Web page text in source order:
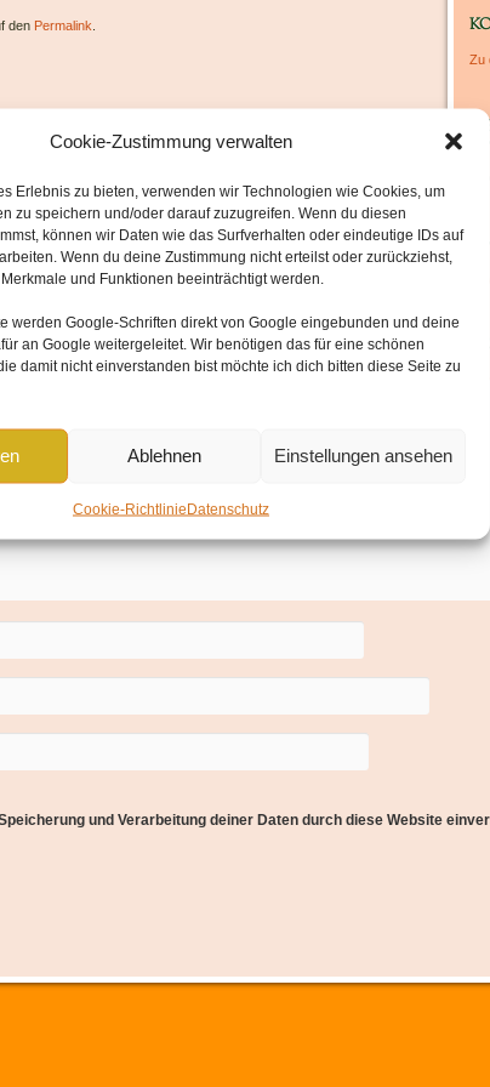
Cookie-Zustimmung verwalten
Erlebnis zu bieten, verwenden wir Technologien wie Cookies, um
zu speichern und/oder darauf zuzugreifen. Wenn du diesen
können wir Daten wie das Surfverhalten oder eindeutige IDs auf
Wenn du deine Zustimmung nicht erteilst oder zurückziehst,
und Funktionen beeinträchtigt werden.
werden Google-Schriften direkt von Google eingebunden und deine
an Google weitergeleitet. Wir benötigen das für eine schönen
damit nicht einverstanden bist möchte ich dich bitten diese Seite zu
Ablehnen Einstellungen ansehen
Cookie-RichtlinieDatenschutz
den Permalink
sind mit*markiert
und Verarbeitung deiner Daten durch diese Website
Zu